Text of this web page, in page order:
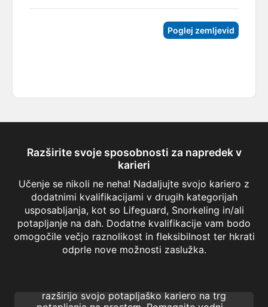
Poglej zemljevid
Razširite svoje sposobnosti za napredek v
karieri
Učenje se nikoli ne neha! Nadaljujte svojo kariero z
dodatnimi kvalifikacijami v drugih kategorijah
usposabljanja, kot so Lifeguard, Snorkeling in/ali
potapljanje na dah. Dodatne kvalifikacije vam bodo
omogočile večjo raznolikost in fleksibilnost ter hkrati
odprle nove možnosti zaslužka.
Basic Freediving Instructor
razširijo svojo potapljaško kariero na trg